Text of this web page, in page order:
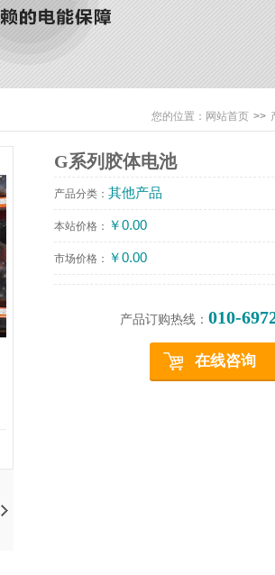
您的位置： 网站首页 >>
G系列胶体电池
产品分类： 其他产品
本站价格： ￥0.00
市场价格： ￥0.00
产品订购热线： 010-
在线咨询